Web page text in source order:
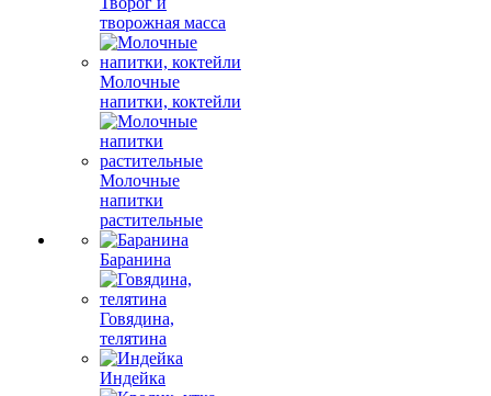
творожная масса
Молочные
напитки, коктейли
Молочные
напитки
растительные
Баранина
Говядина,
телятина
Индейка